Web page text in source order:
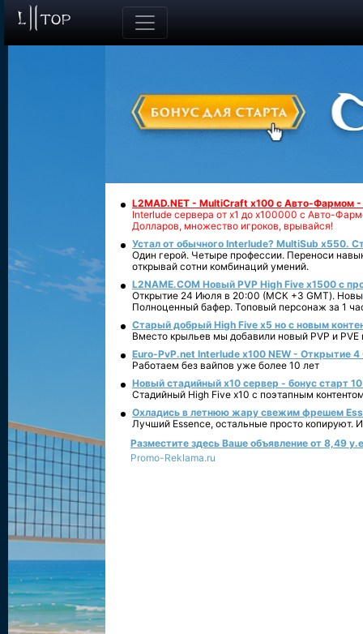
L2MAD.NET - MultiCraft x100 с Авто-Фармом
Interlude сервера от х1 до х100000 с Авто-
Долларов, множество игроков, врывайся!
Устал от обычного Interlude? MultiSub x550.
Один герой. Четыре профессии. Переноси
открывай сотни комбинаций умений.
L2NAME.COM Новый PVP High Five x1500 с
Открытие 24 Июля в 20:00 (МСК +3 GMT).
Полноценный бафер. Топовый персонаж за 1
Старый добрый High Five x5 но с новым
Вместо крыльев мы добавили новый PVP и PVE
Euro-PvP.net Interlude х100 NEW - Открытие 4
Работаем без вайпов уже более 10 лет
Новый стадийный х10 сервер - бонус старт
Стадийный High Five x10 с поэтапным
Охладись в летнюю жару свежим фрешем
Лучший Essence, остальные просто копируют.
Разместите здесь Ваше объявление от 8,49
Promo-Reklama.ru